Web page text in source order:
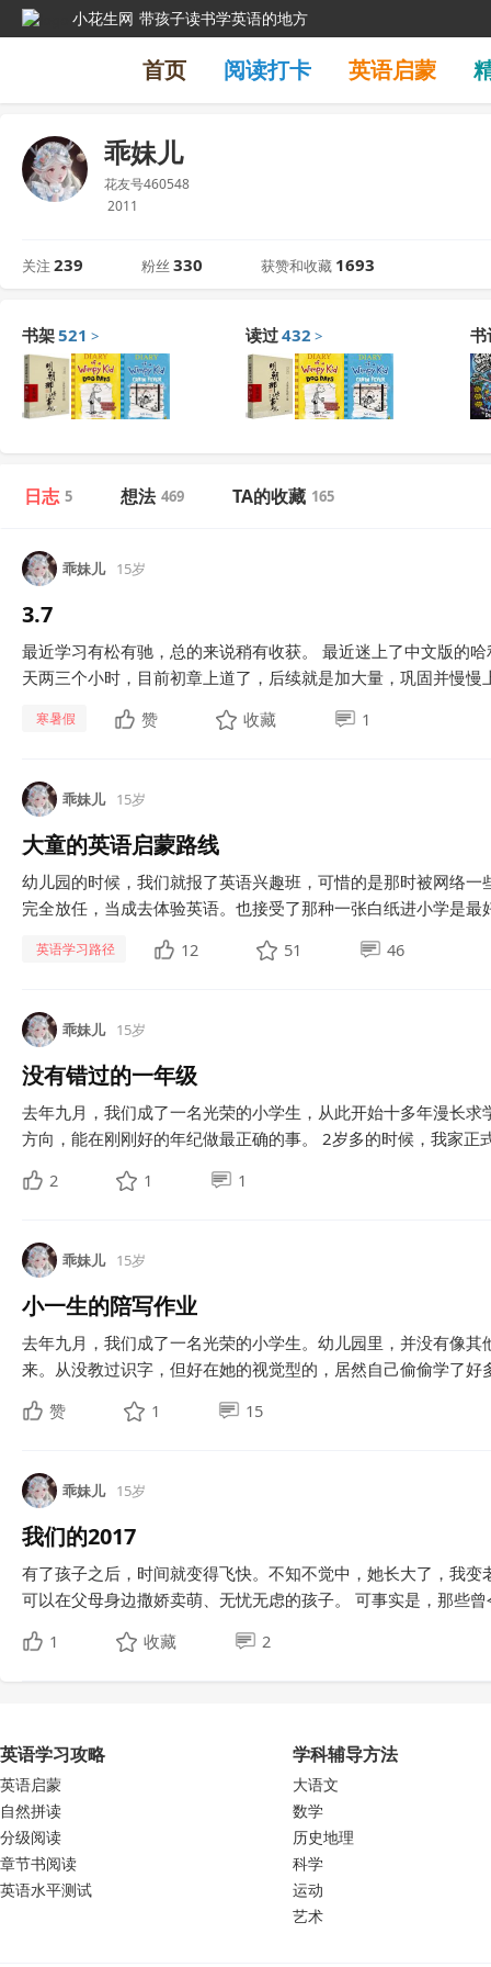
小花生网 带孩子读书学英语的地方
首页 阅读打卡 英语启蒙
乖妹儿
花友号460548
2011
关注 239 粉丝 330 获赞和收藏 1693
书架521 > 读过432 > 书
日志 5 想法 469 TA的收藏 165
乖妹儿 15岁
3.7
最近学习有松有驰，总的来说稍有收获。 最近迷上了中文版的
天两三个小时，目前初章上道了，后续就是加大量，巩固并慢
寒暑假 赞 收藏 1
乖妹儿 15岁
大童的英语启蒙路线
幼儿园的时候，我们就报了英语兴趣班，可惜的是那时被网络
完全放任，当成去体验英语。也接受了那种一张白纸进小学是
英语学习路径 12 51 46
乖妹儿 15岁
没有错过的一年级
去年九月，我们成了一名光荣的小学生，从此开始十多年漫长
方向，能在刚刚好的年纪做最正确的事。 2岁多的时候，我家正
2
1 1
乖妹儿 15岁
小一生的陪写作业
去年九月，我们成了一名光荣的小学生。幼儿园里，并没有像
来。从没教过识字，但好在她的视觉型的，居然自己偷偷学了
赞
1 15
乖妹儿 15岁
我们的2017
有了孩子之后，时间就变得飞快。不知不觉中，她长大了，我
可以在父母身边撒娇卖萌、无忧无虑的孩子。 可事实是，那些
1
收藏 2
英语学习攻略
英语启蒙
自然拼读
分级阅读
章节书阅读
英语水平测试
学科辅导方法
大语文
数学
历史地理
科学
运动
艺术